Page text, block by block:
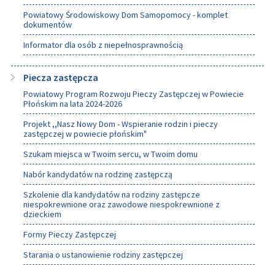
Powiatowy Środowiskowy Dom Samopomocy - komplet
dokumentów
Informator dla osób z niepełnosprawnością
Piecza zastępcza
Powiatowy Program Rozwoju Pieczy Zastępczej w Powiecie
Płońskim na lata 2024-2026
Projekt ,,Nasz Nowy Dom - Wspieranie rodzin i pieczy
zastępczej w powiecie płońskim"
Szukam miejsca w Twoim sercu, w Twoim domu
Nabór kandydatów na rodzinę zastępczą
Szkolenie dla kandydatów na rodziny zastępcze
niespokrewnione oraz zawodowe niespokrewnione z
dzieckiem
Formy Pieczy Zastępczej
Starania o ustanowienie rodziny zastępczej